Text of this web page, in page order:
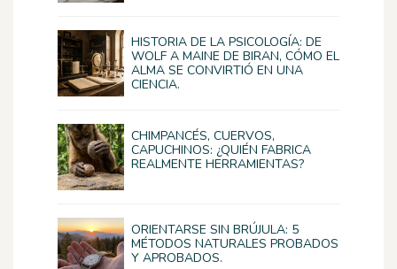
HISTORIA DE LA PSICOLOGÍA: DE
WOLF A MAINE DE BIRAN, CÓMO EL
ALMA SE CONVIRTIÓ EN UNA
CIENCIA.
CHIMPANCÉS, CUERVOS,
CAPUCHINOS: ¿QUIÉN FABRICA
REALMENTE HERRAMIENTAS?
ORIENTARSE SIN BRÚJULA: 5
MÉTODOS NATURALES PROBADOS
Y APROBADOS.